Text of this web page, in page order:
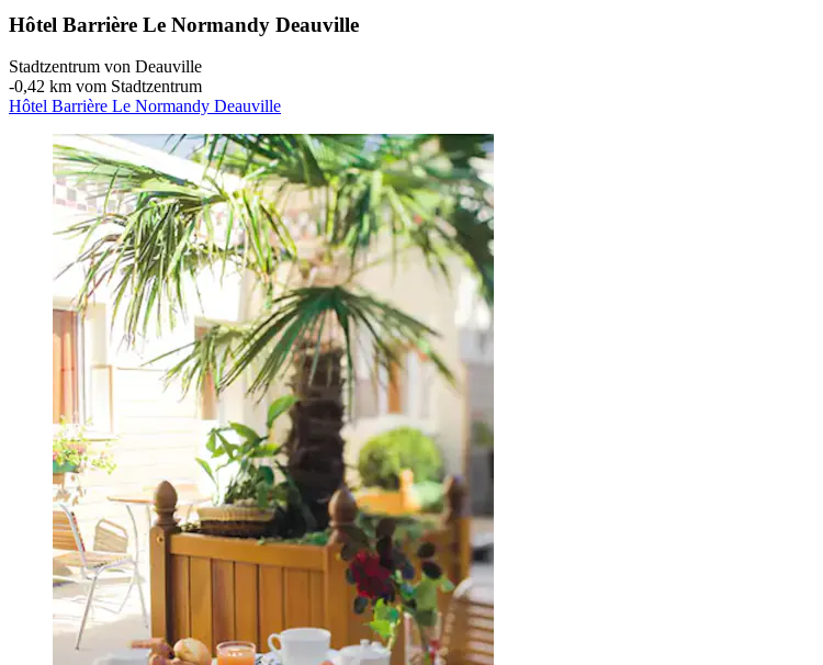
Hôtel Barrière Le Normandy Deauville
Stadtzentrum von Deauville
‐0,42 km vom Stadtzentrum
Hôtel Barrière Le Normandy Deauville